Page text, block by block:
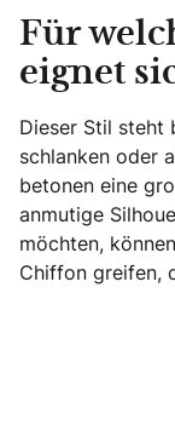
Für
eignet
Dieser Stil steht
schlanken oder
betonen eine
anmutige
möchten,
Chiffon greifen,